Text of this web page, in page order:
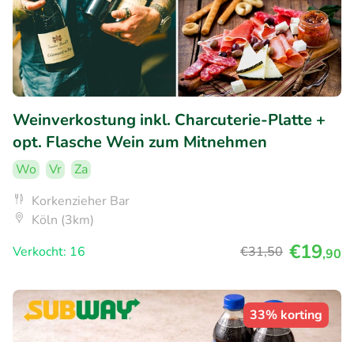
Weinverkostung inkl. Charcuterie-Platte +
opt. Flasche Wein zum Mitnehmen
Wo Vr
Za
Korkenzieher Bar
Köln (3km)
Verkocht: 16
€31,50 €19,90
33% korting